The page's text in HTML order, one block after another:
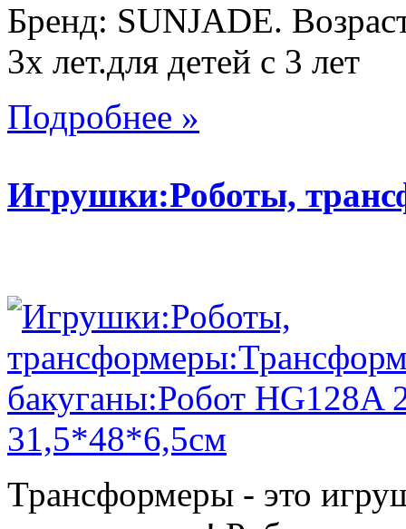
Бренд: SUNJADE.
3х лет.для детей с 3 лет
Подробнее »
Игрушки:Роботы,
Трансформеры - это